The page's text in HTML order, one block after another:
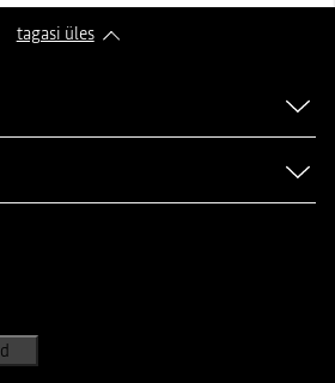
tagasi üles